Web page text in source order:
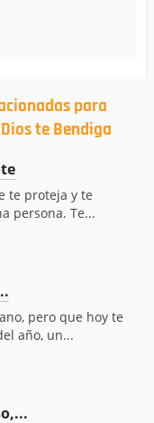
para
te Bendiga
te proteja y te
persona. Te...
pero que hoy te
año, un...